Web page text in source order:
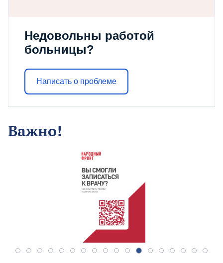
Недовольны работой
больницы?
Написать о проблеме
Важно!